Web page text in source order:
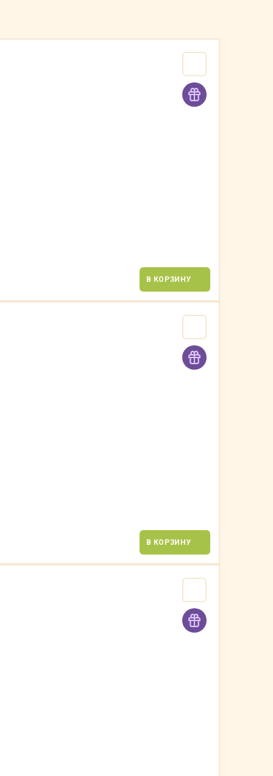
В КОРЗИНУ
В КОРЗИНУ